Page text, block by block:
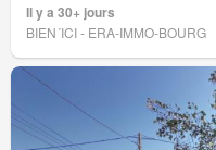
Il y a 30+ jours
BIEN´ICI - ERA-IMMO-BOURG